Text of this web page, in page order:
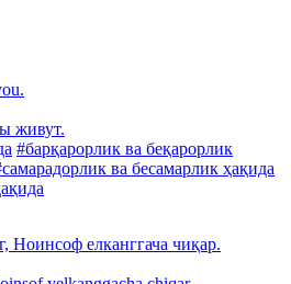
живут.
#барқарорлик ва беқарорлик
ва бесамарлик ҳақида
Ноинсоф елканггача чиқар.